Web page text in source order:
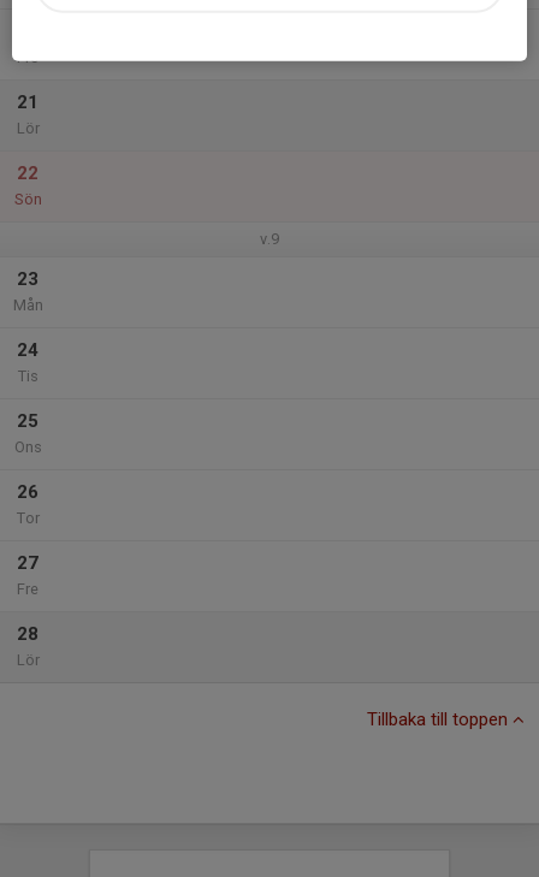
Fre
21
Lör
22
Sön
v.9
23
Mån
24
Tis
25
Ons
26
Tor
27
Fre
28
Lör
Tillbaka till toppen